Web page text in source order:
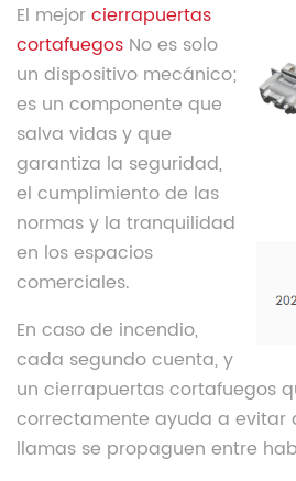
El mejorcierrapuertas
cortafuegos No es solo
un dispositivo mecánico;
es un componente que
salva vidas y que
garantiza la seguridad,
el cumplimiento de las
normas y la tranquilidad
en los espacios
comerciales.
En caso de incendio,
cada segundo cuenta, y
un cierrapuertas cortafuegos
correctamente ayuda a evitar
llamas se propaguen entre